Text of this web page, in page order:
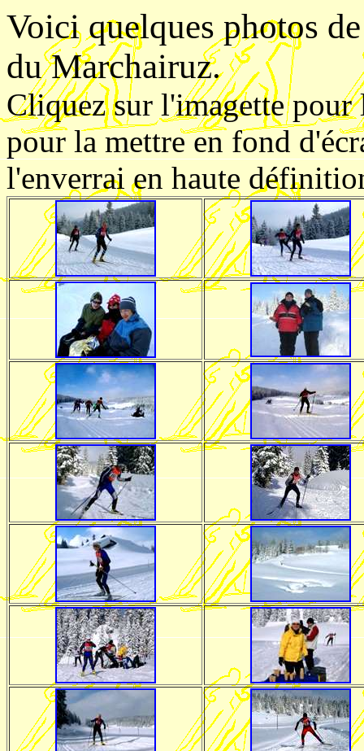
Voici quelques photos
du Marchairuz.
Cliquez sur l'imagette
pour la mettre en fond
l'enverrai en haute